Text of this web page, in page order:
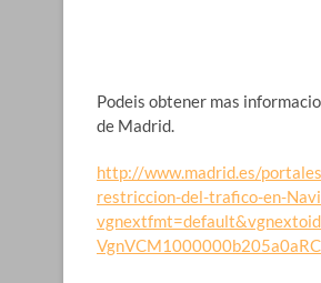
Podeis obtener mas
de Madrid.
http://www.madrid.es/
restriccion-del-trafico-en-